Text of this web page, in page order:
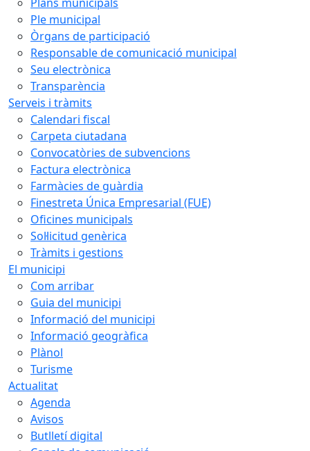
Plans municipals
Ple municipal
Òrgans de participació
Responsable de comunicació municipal
Seu electrònica
Transparència
Serveis i tràmits
Calendari fiscal
Carpeta ciutadana
Convocatòries de subvencions
Factura electrònica
Farmàcies de guàrdia
Finestreta Única Empresarial (FUE)
Oficines municipals
Sol·licitud genèrica
Tràmits i gestions
El municipi
Com arribar
Guia del municipi
Informació del municipi
Informació geogràfica
Plànol
Turisme
Actualitat
Agenda
Avisos
Butlletí digital